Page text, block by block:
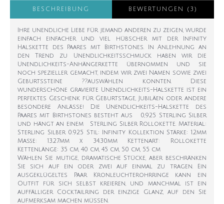
BESCHREIBUNG BEWERTUNGEN (3)
Ihre unendliche Liebe für jemand anderen zu zeigen, wurde
einfach einfacher und viel hübscher mit der Infinity
Halskette des Paares mit Birthstones. In Anlehnung an
den Trend zu Unendlichkeitsschmuck haben wir die
Unendlichkeits-Anhängerkette übernommen und sie
noch spezieller gemacht, indem wir zwei Namen sowie zwei
Geburtssteine ??auswählen konnten. Diese
wunderschöne gravierte Unendlichkeits-Halskette ist ein
perfektes Geschenk für Geburtstage, Jubiläen oder andere
besondere Anlässe! Die Unendlichkeits-Halskette des
Paares mit Birthstones besteht aus 0,925 Sterling Silber
und hängt an einem Sterling Silber Rollokette. Material:
Sterling Silber 0.925 Stil: Infinity Kollektion Stärke: 1.2mm
Maße: 13.27mm x 34.30mm Kettenart: Rollokette
Kettenlänge: 35 cm, 40 cm, 45 cm, 50 cm, 55 cm
Wählen Sie mutige, dramatische Stücke, aber beschränken
Sie sich auf ein oder zwei auf einmal zu tragen. Ein
ausgeklügeltes Paar Kronleuchterohrringe kann ein
Outfit für sich selbst kreieren, und manchmal ist ein
auffälliger Cocktailring der einzige Glanz, auf den Sie
aufmerksam machen müssen.